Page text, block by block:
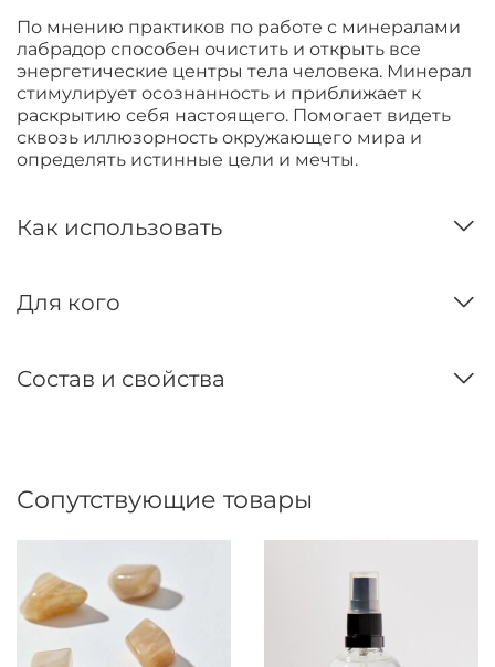
По мнению практиков по работе с минералами
лабрадор способен очистить и открыть все
энергетические центры тела человека. Минерал
стимулирует осознанность и приближает к
раскрытию себя настоящего. Помогает видеть
сквозь иллюзорность окружающего мира и
определять истинные цели и мечты.
Как использовать
Для кого
Состав и свойства
Сопутствующие товары